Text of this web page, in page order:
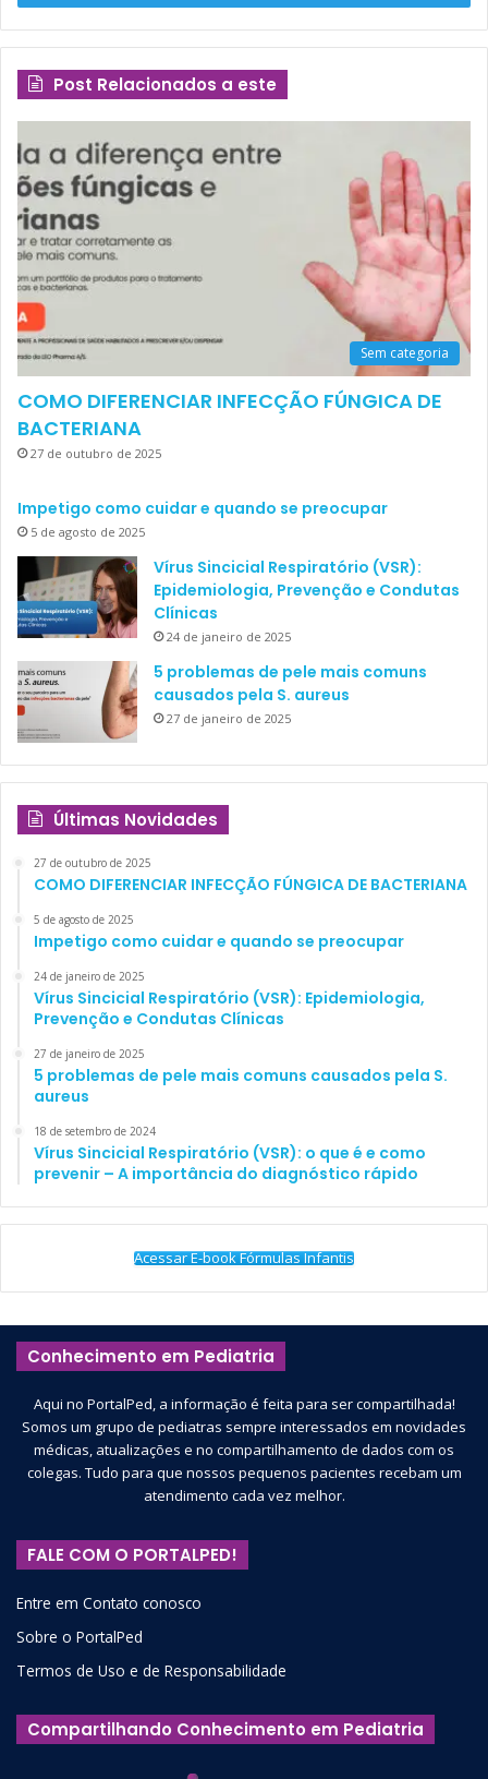
Post Relacionados a este
Sem categoria
COMO DIFERENCIAR INFECÇÃO FÚNGICA DE
BACTERIANA
27 de outubro de 2025
Impetigo como cuidar e quando se preocupar
5 de agosto de 2025
Vírus Sincicial Respiratório (VSR):
Epidemiologia, Prevenção e Condutas
Clínicas
24 de janeiro de 2025
5 problemas de pele mais comuns
causados pela S. aureus
27 de janeiro de 2025
Últimas Novidades
27 de outubro de 2025
COMO DIFERENCIAR INFECÇÃO FÚNGICA DE BACTERIANA
5 de agosto de 2025
Impetigo como cuidar e quando se preocupar
24 de janeiro de 2025
Vírus Sincicial Respiratório (VSR): Epidemiologia,
Prevenção e Condutas Clínicas
27 de janeiro de 2025
5 problemas de pele mais comuns causados pela S.
aureus
18 de setembro de 2024
Vírus Sincicial Respiratório (VSR): o que é e como
prevenir – A importância do diagnóstico rápido
Acessar E-book Fórmulas Infantis
Conhecimento em Pediatria
Aqui no PortalPed, a informação é feita para ser compartilhada!
Somos um grupo de pediatras sempre interessados em novidades
médicas, atualizações e no compartilhamento de dados com os
colegas. Tudo para que nossos pequenos pacientes recebam um
atendimento cada vez melhor.
FALE COM O PORTALPED!
Entre em Contato conosco
Sobre o PortalPed
Termos de Uso e de Responsabilidade
Compartilhando Conhecimento em Pediatria